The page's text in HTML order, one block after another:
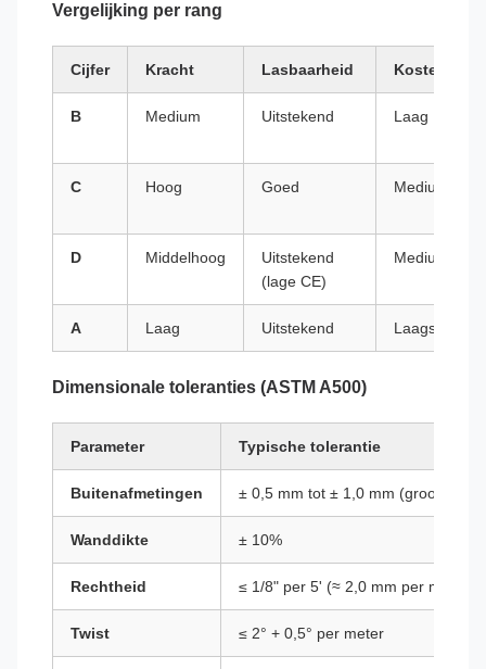
Vergelijking per rang
Cijfer Kracht Lasbaarheid Kosten
B Medium Uitstekend Laag
C Hoog Goed Medium
D Middelhoog
Uitstekend
(lage CE)
Medium
A Laag Uitstekend Laagste
Dimensionale toleranties (ASTM A500)
Parameter Typische tolerantie
Buitenafmetingen ± 0,5 mm tot ± 1,0 mm
Wanddikte ± 10%
Rechtheid ≤ 1/8" per 5' (≈ 2,0 mm per meter)
Twist ≤ 2° + 0,5° per meter